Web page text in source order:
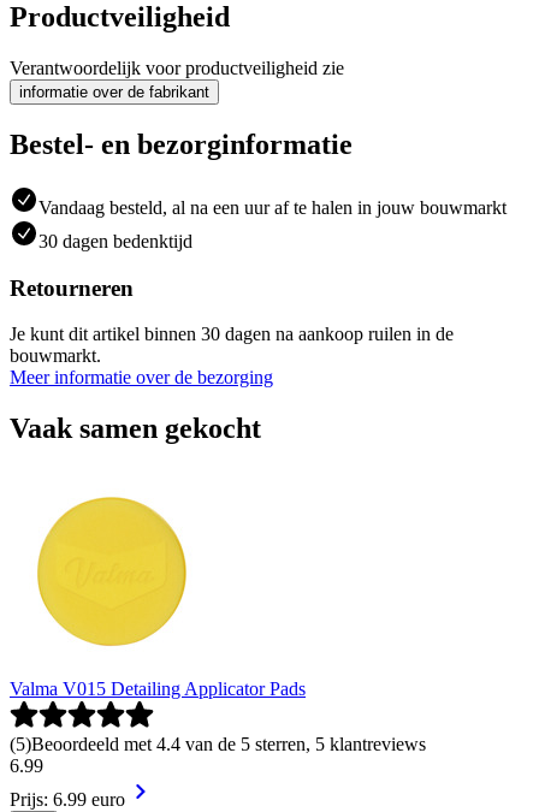
Productveiligheid
Verantwoordelijk voor productveiligheid zie
informatie over de fabrikant
Bestel- en bezorginformatie
Vandaag besteld, al na een uur af te halen in jouw bouwmarkt
30 dagen bedenktijd
Retourneren
Je kunt dit artikel binnen 30 dagen na aankoop ruilen in de
bouwmarkt.
Meer informatie over de bezorging
Vaak samen gekocht
Valma V015 Detailing Applicator Pads
(5)Beoordeeld met 4.4 van de 5 sterren, 5 klantreviews
6.99
Prijs: 6.99 euro